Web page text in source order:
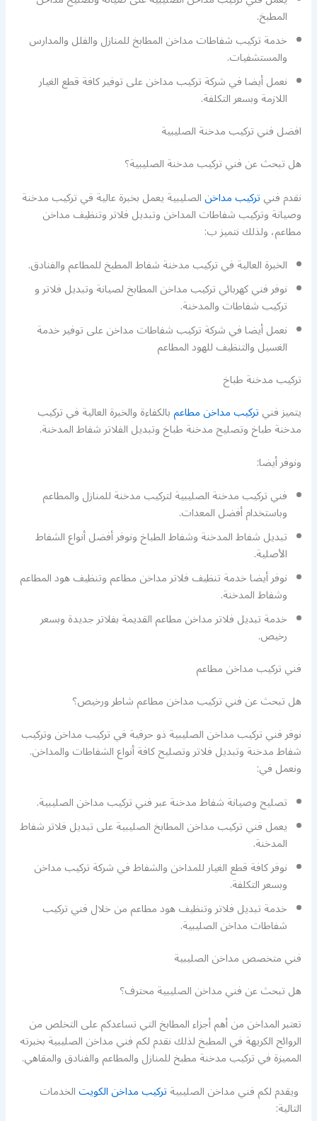
المطبخ.
خدمة تركيب شفاطات مداخن المطابخ للمنازل والفلل والمدارس
والمستشفيات.
نعمل أيضا في شركة تركيب مداخن على توفير كافة قطع الغيار
اللازمة وبسعر التكلفة.
افضل فني تركيب مدخنة الصليبية
هل تبحث عن فني تركيب مدخنة الصليبية؟
نقدم فنيتركيب مداخنالصليبية يعمل بخبرة عالية في تركيب مدخنة
وصيانة وتركيب شفاطات المداخن وتبديل فلاتر وتنظيف مداخن
مطاعم، ولذلك نتميز ب:
الخبرة العالية في تركيب مدخنة شفاط المطبخ للمطاعم والفنادق.
نوفر فني كهربائي تركيب مداخن المطابخ لصيانة وتبديل فلاتر و
تركيب شفاطات والمدخنة.
نعمل أيضا في شركة تركيب شفاطات مداخن على توفير خدمة
الغسيل والتنظيف للهود المطاعم
تركيب مدخنة طباخ
يتميز فنيتركيب مداخن مطاعمبالكفاءة والخبرة العالية في تركيب
مدخنة طباخ وتصليح مدخنة طباخ وتبديل الفلاتر شفاط المدخنة.
ونوفر أيضا:
فني تركيب مدخنة الصليبية لتركيب مدخنة للمنازل والمطاعم
وباستخدام أفضل المعدات.
تبديل شفاط المدخنة وشفاط الطباخ ونوفر أفضل أنواع الشفاط
الأصلية.
نوفر أيضا خدمة تنظيف فلاتر مداخن مطاعم وتنظيف هود المطاعم
وشفاط المدخنة.
خدمة تبديل فلاتر مداخن مطاعم القديمة بفلاتر جديدة وبسعر
رخيص.
فني تركيب مداخن مطاعم
هل تبحث عن فني تركيب مداخن مطاعم شاطر ورخيص؟
نوفر فني تركيب مداخن الصليبية ذو حرفية في تركيب مداخن وتركيب
شفاط مدخنة وتبديل فلاتر وتصليح كافة أنواع الشفاطات والمداخن.
ونعمل في:
تصليح وصيانة شفاط مدخنة عبر فني تركيب مداخن الصليبية.
يعمل فني تركيب مداخن المطابخ الصليبية على تبديل فلاتر شفاط
المدخنة.
نوفر كافة قطع الغيار للمداخن والشفاط في شركة تركيب مداخن
وبسعر التكلفة.
خدمة تبديل فلاتر وتنظيف هود مطاعم من خلال فني تركيب
شفاطات مداخن الصليبية.
فني متخصص مداخن الصليبية
هل تبحث عن فني مداخن الصليبية محترف؟
تعتبر المداخن من أهم أجزاء المطابخ التي تساعدكم على التخلص من
الروائح الكريهة في المطبخ لذلك نقدم لكم فني مداخن الصليبية بخبرته
المميزة في تركيب مدخنة مطبخ للمنازل والمطاعم والفنادق والمقاهي.
ويقدم لكم فني مداخن الصليبيةتركيب مداخن الكويتالخدمات
التالية: